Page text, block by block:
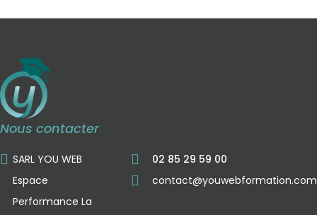
Nous contacter
SARL YOU WEB
Espace
Performance La
02 85 29 59 00
contact@youwebformation.com